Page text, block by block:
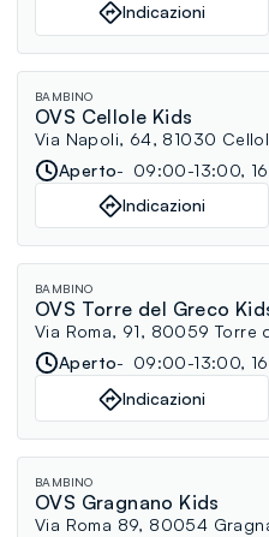
Indicazioni
BAMBINO
OVS Cellole Kids
Via Napoli, 64, 81030
Aperto
09:00-13:00,
Indicazioni
BAMBINO
OVS Torre del Greco
Via Roma, 91, 80059 Torre
Aperto
09:00-13:00,
Indicazioni
BAMBINO
OVS Gragnano Kids
Via Roma 89, 80054